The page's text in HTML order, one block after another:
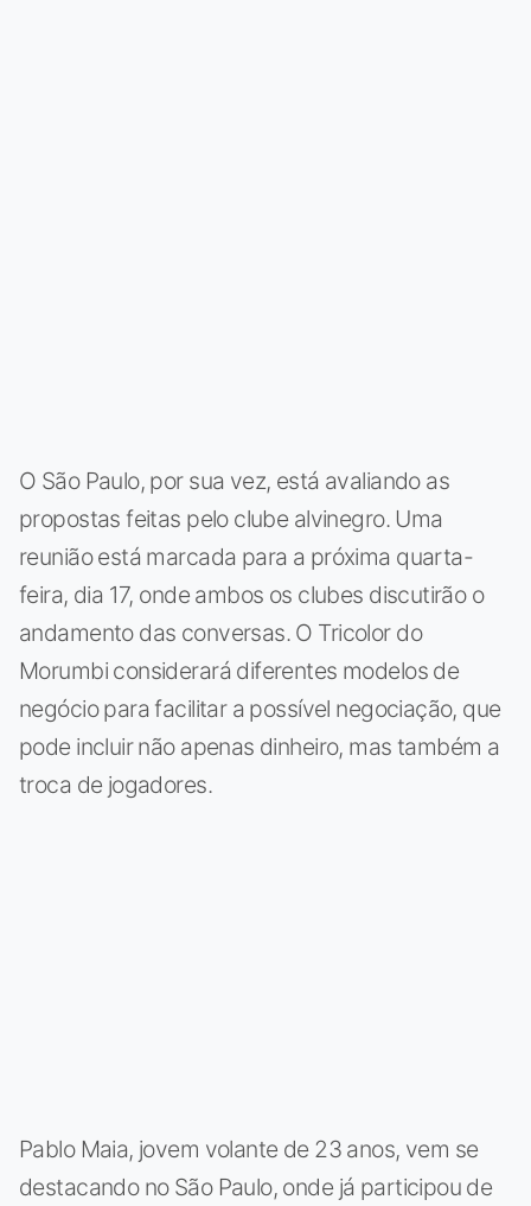
O São Paulo, por sua vez, está avaliando as
propostas feitas pelo clube alvinegro. Uma
reunião está marcada para a próxima quarta-
feira, dia 17, onde ambos os clubes discutirão o
andamento das conversas. O Tricolor do
Morumbi considerará diferentes modelos de
negócio para facilitar a possível negociação, que
pode incluir não apenas dinheiro, mas também a
troca de jogadores.
Pablo Maia, jovem volante de 23 anos, vem se
destacando no São Paulo, onde já participou de